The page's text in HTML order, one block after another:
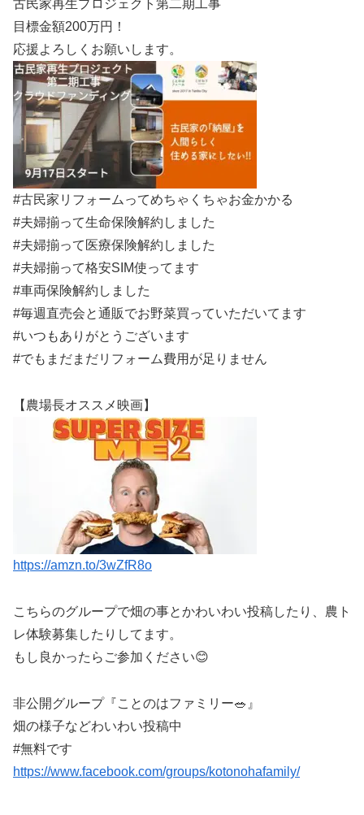
古民家再生プロジェクト第二期工事
目標金額200万円！
応援よろしくお願いします。
#古民家リフォームってめちゃくちゃお金かかる
#夫婦揃って生命保険解約しました
#夫婦揃って医療保険解約しました
#夫婦揃って格安SIM使ってます
#車両保険解約しました
#毎週直売会と通販でお野菜買っていただいてます
#いつもありがとうございます
#でもまだまだリフォーム費用が足りません
【農場長オススメ映画】
https://amzn.to/3wZfR8o
こちらのグループで畑の事とかわいわい投稿したり、農ト
レ体験募集したりしてます。
もし良かったらご参加ください😊
非公開グループ『ことのはファミリー🥗』
畑の様子などわいわい投稿中
#無料です
https://www.facebook.com/groups/kotonohafamily/